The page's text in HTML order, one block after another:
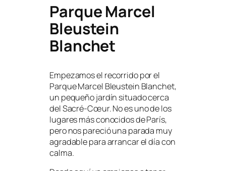
Parque Marcel
Bleustein
Blanchet
Empezamos el recorrido por el
Parque Marcel Bleustein Blanchet,
un pequeño jardín situado cerca
del Sacré-Cœur. No es uno de los
lugares más conocidos de París,
pero nos pareció una parada muy
agradable para arrancar el día con
calma.